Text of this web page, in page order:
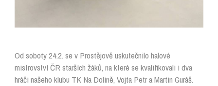
Od soboty 24.2. se v Prostějově uskutečnilo halové
mistrovství ČR starších žáků, na které se kvalifikovali i dva
hráči našeho klubu TK Na Dolině, Vojta Petr a Martin Guráš.